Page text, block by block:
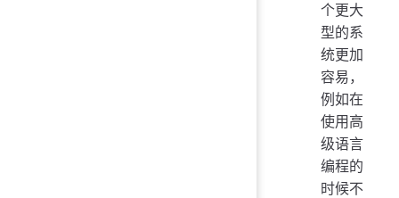
个更大
型的系
统更加
容易，
例如在
使用高
级语言
编程的
时候不